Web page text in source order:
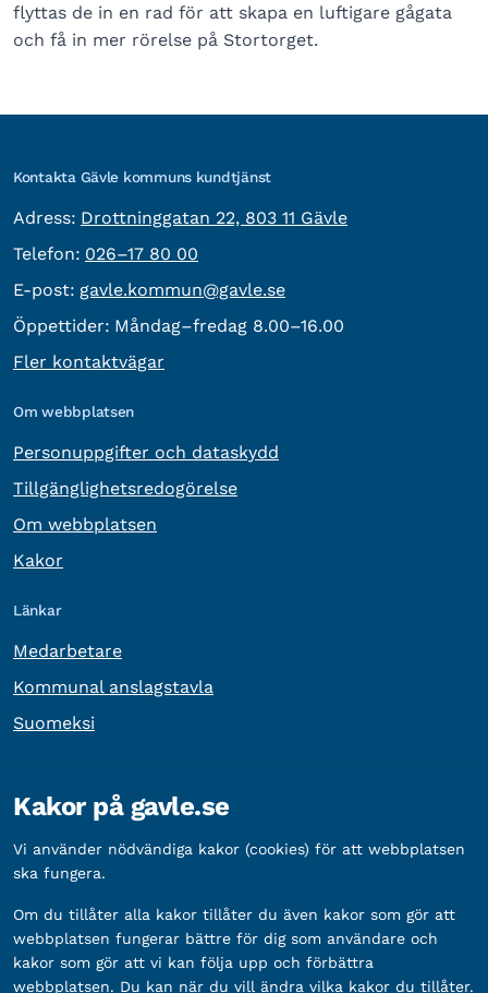
flyttas de in en rad för att skapa en luftigare gågata
och få in mer rörelse på Stortorget.
Kontakta Gävle kommuns kundtjänst
Adress: besöksadress:
Drottninggatan 22, 803 11 Gävle
Telefon: Telefon:
026–17 80 00
E-post: E-post:
gavle.kommun@gavle.se
Öppettider: Måndag–fredag 8.00–16.00
Fler kontaktvägar
Om webbplatsen
Personuppgifter och dataskydd
Tillgänglighetsredogörelse
Om webbplatsen
Kakor
Länkar
Medarbetare
Kommunal anslagstavla
Suomeksi
Organisationsnummer: 212000-2338
Bankgironummer: 5888-2333
Kakor på gavle.se
Vi använder nödvändiga kakor (cookies) för att webbplatsen
ska fungera.
Om du tillåter alla kakor tillåter du även kakor som gör att
webbplatsen fungerar bättre för dig som användare och
kakor som gör att vi kan följa upp och förbättra
webbplatsen. Du kan när du vill ändra vilka kakor du tillåter.